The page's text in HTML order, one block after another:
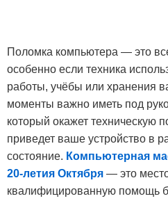
Поломка компьютера — это
особенно если техника
работы, учёбы или хранения
моменты важно иметь под
который окажет техническую
приведет ваше устройство в
состояние. Компьютерная
20-летия Октября — это
квалифицированную помощь